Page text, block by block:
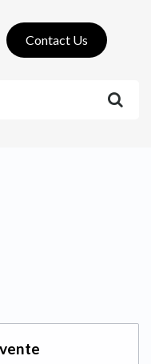
Contact Us